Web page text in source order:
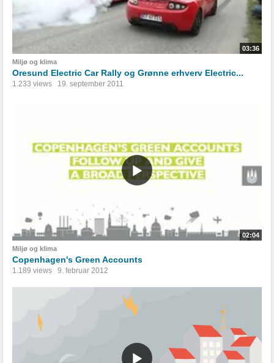
03:36
Miljø og klima
Oresund Electric Car Rally og Grønne erhverv Electric...
1.233 views 19. september 2011
02:04
Miljø og klima
Copenhagen's Green Accounts
1.189 views 9. februar 2012